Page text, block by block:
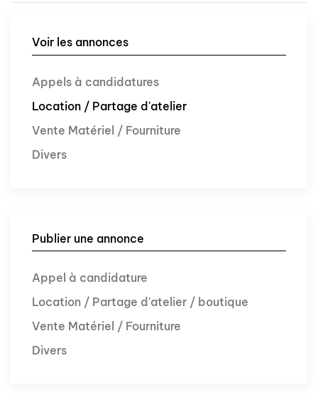
Voir les annonces
Appels à candidatures
Location / Partage d'atelier
Vente Matériel / Fourniture
Divers
Publier une annonce
Appel à candidature
Location / Partage d'atelier / boutique
Vente Matériel / Fourniture
Divers